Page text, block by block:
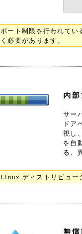
ポート制限を行われてい
く必要があります。
サー
ドア
視し
を自
る、
Linux ディストリビュー